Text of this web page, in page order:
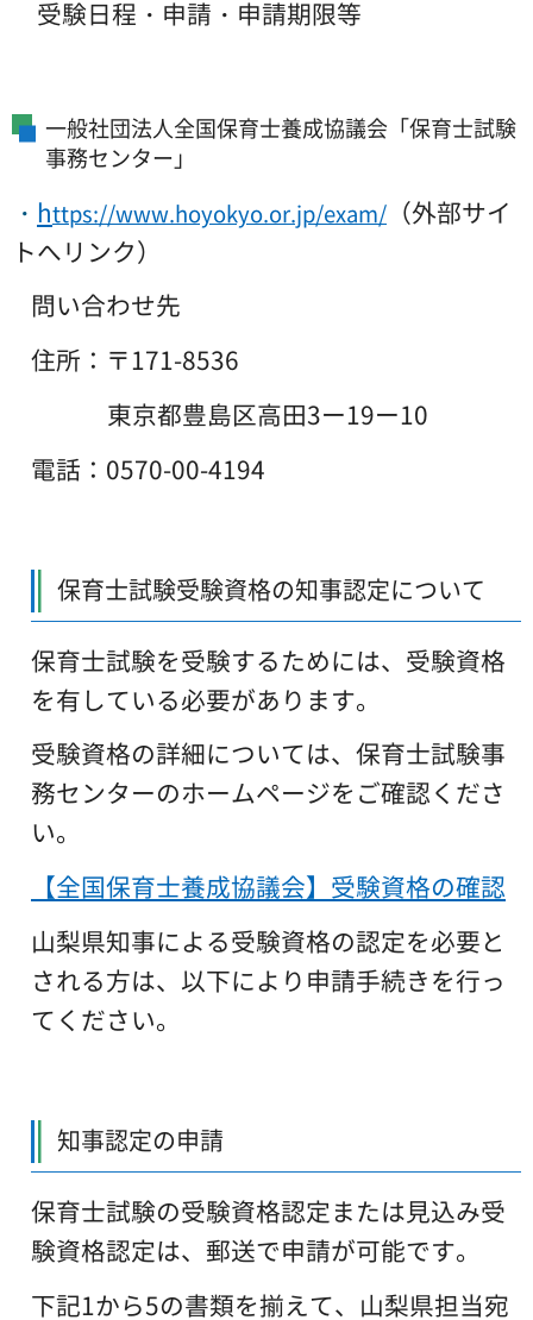
受験日程・申請・申請期限等
一般社団法人全国保育士養成協議会「保育士試験
事務センター」
・ https://www.hoyokyo.or.jp/exam/ （外部サイ
トへリンク）
問い合わせ先
住所：〒171-8536
東京都豊島区高田3ー19ー10
電話：0570-00-4194
保育士試験受験資格の知事認定について
保育士試験を受験するためには、受験資格
を有している必要があります。
受験資格の詳細については、保育士試験事
務センターのホームページをご確認くださ
い。
【全国保育士養成協議会】受験資格の確認
山梨県知事による受験資格の認定を必要と
される方は、以下により申請手続きを行っ
てください。
知事認定の申請
保育士試験の受験資格認定または見込み受
験資格認定は、郵送で申請が可能です。
下記1から5の書類を揃えて、山梨県担当宛